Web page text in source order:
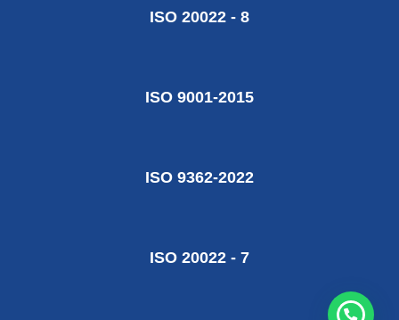
ISO 20022 - 8
ISO 9001-2015
ISO 9362-2022
ISO 20022 - 7